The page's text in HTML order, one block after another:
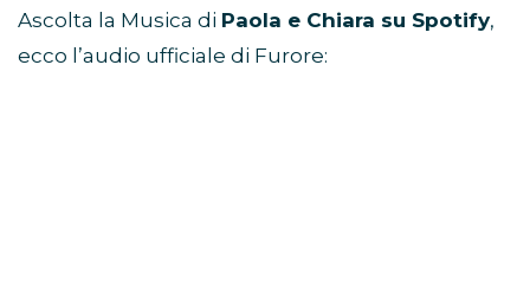
Ascolta la Musica di Paola e Chiara su Spotify,
ecco l’audio ufficiale di Furore: